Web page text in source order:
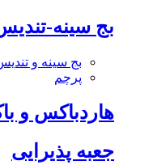
بج سینه-
بج سینه و
پرچم
هاردباکس و
جعبه پذیرایی